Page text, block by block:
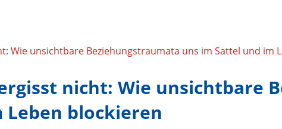
nicht: Wie unsichtbare
Leben blockieren